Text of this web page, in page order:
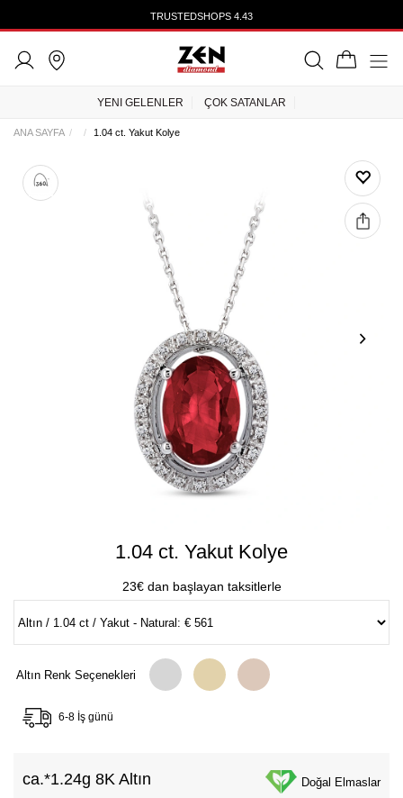
TRUSTEDSHOPS 4.43
YENI GELENLER ÇOK SATANLAR
ANA SAYFA 1.04 ct. Yakut Kolye
1.04 ct. Yakut Kolye
23€ dan başlayan taksitlerle
Altın Renk Seçenekleri
6-8 İş günü
ca.*1.24g 8K Altın Doğal Elmaslar